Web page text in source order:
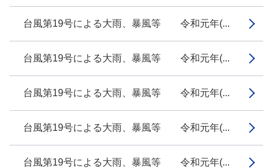
台風第19号による大雨、暴風等 令和元年(...
台風第19号による大雨、暴風等 令和元年(...
台風第19号による大雨、暴風等 令和元年(...
台風第19号による大雨、暴風等 令和元年(...
台風第19号による大雨、暴風等 令和元年(...